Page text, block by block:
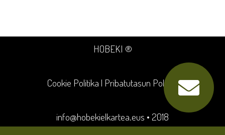
HOBEKI ®
Cookie Politika | Pribatutasun Politika
info@hobekielkartea.eus • 2018